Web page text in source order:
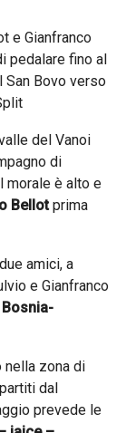
e Gianfranco
pedalare fino al
San Bovo verso
del Vanoi
di
morale è alto e
Bellotprima
amici, a
e Gianfranco
Bosnia-
nella zona di
dal
prevede le